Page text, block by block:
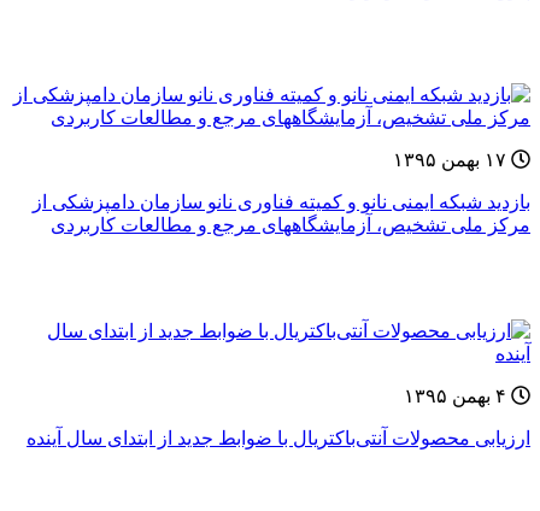
بازدید شبکه ایمنی نانو و کمیته فناوری نانو سازمان دامپزشکی از
مرکز ملی تشخیص، آزمایشگاههای مرجع و مطالعات کاربردی
ارزیابی محصولات آنتی‌باکتریال با ضوابط جدید از ابتدای سال آینده